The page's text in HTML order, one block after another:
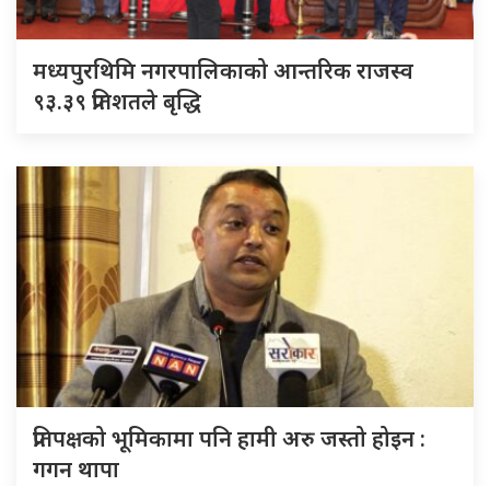
मध्यपुरथिमि नगरपालिकाको आन्तरिक राजस्व
९३.३९ प्रतिशतले बृद्धि
प्रतिपक्षको भूमिकामा पनि हामी अरु जस्तो होइन :
गगन थापा